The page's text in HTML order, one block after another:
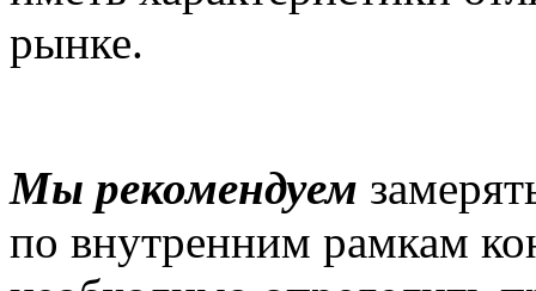
рынке.
Мы рекомендуем
по внутренним рамкам